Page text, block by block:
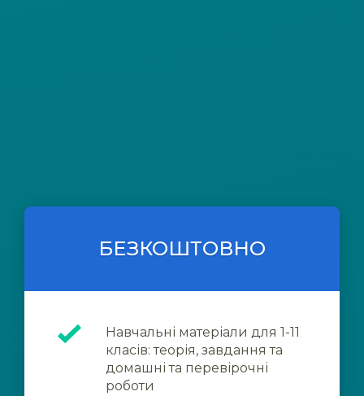
БЕЗКОШТОВНО
Навчальні матеріали для 1-11
класів: теорія, завдання та
домашні та перевірочні
роботи